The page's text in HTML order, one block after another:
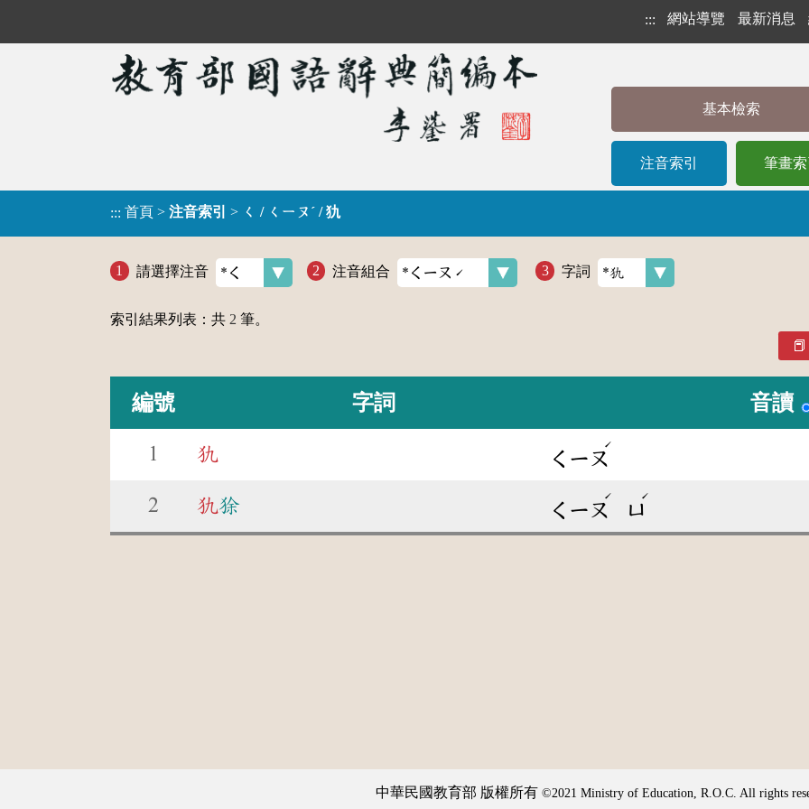
::: 網站導覽 最新消息
基本檢索
注音索引 筆畫索
::: 首頁 > 注音索引 > ㄑ / ㄑㄧㄡˊ / 犰
請選擇注音 注音組合 字詞
索引結果列表：共 2 筆。
編號 字詞 音讀
1 犰 ㄑㄧㄡ
ˊ
2 犰狳 ㄑㄧㄡ
ˊ
ㄩ
ˊ
中華民國教育部 版權所有 ©2021 Ministry of Education, R.O.C. All rights